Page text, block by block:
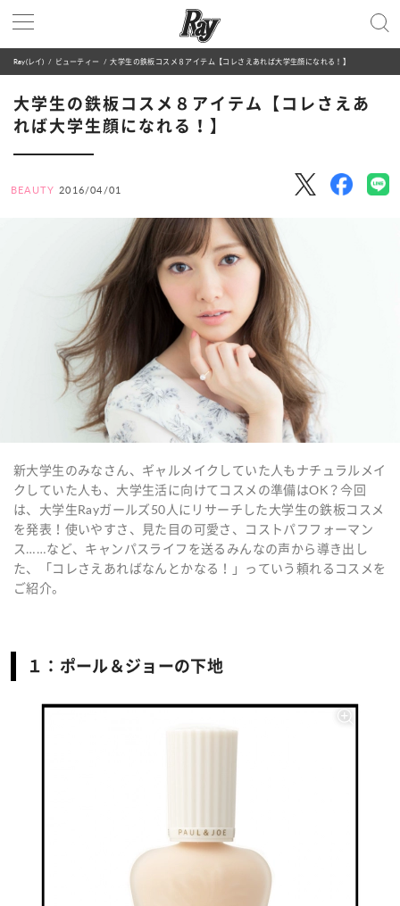
Ray(レイ) ビューティー 大学生の鉄板コスメ８アイテム【コレさえあれば大学生顔になれる！】
大学生の鉄板コスメ８アイテム【コレさえあ
れば大学生顔になれる！】
BEAUTY 2016/04/01
新大学生のみなさん、ギャルメイクしていた人もナチュラルメイ
クしていた人も、大学生活に向けてコスメの準備はOK？今回
は、大学生Rayガールズ50人にリサーチした大学生の鉄板コスメ
を発表！使いやすさ、見た目の可愛さ、コストパフフォーマン
ス……など、キャンパスライフを送るみんなの声から導き出し
た、「コレさえあればなんとかなる！」っていう頼れるコスメを
ご紹介。
１：ポール＆ジョーの下地